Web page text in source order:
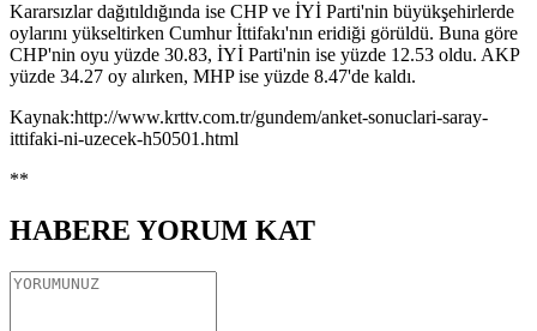
Kararsızlar dağıtıldığında ise CHP ve İYİ Parti'nin büyükşehirlerde
oylarını yükseltirken Cumhur İttifakı'nın eridiği görüldü. Buna göre
CHP'nin oyu yüzde 30.83, İYİ Parti'nin ise yüzde 12.53 oldu. AKP
yüzde 34.27 oy alırken, MHP ise yüzde 8.47'de kaldı.
Kaynak:http://www.krttv.com.tr/gundem/anket-sonuclari-saray-
ittifaki-ni-uzecek-h50501.html
**
HABERE YORUM KAT